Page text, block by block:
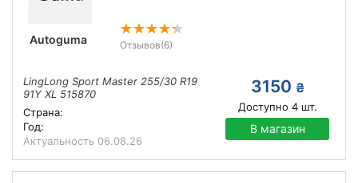
Autoguma Отзывов(6)
LingLong Sport Master 255/30 R19
91Y XL 515870
Страна:
Год:
Актуальность 06.08.26
3150 ₴
Доступно 4шт.
В магазин